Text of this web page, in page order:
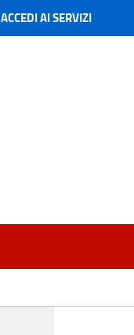
ACCEDI AI SERVIZI